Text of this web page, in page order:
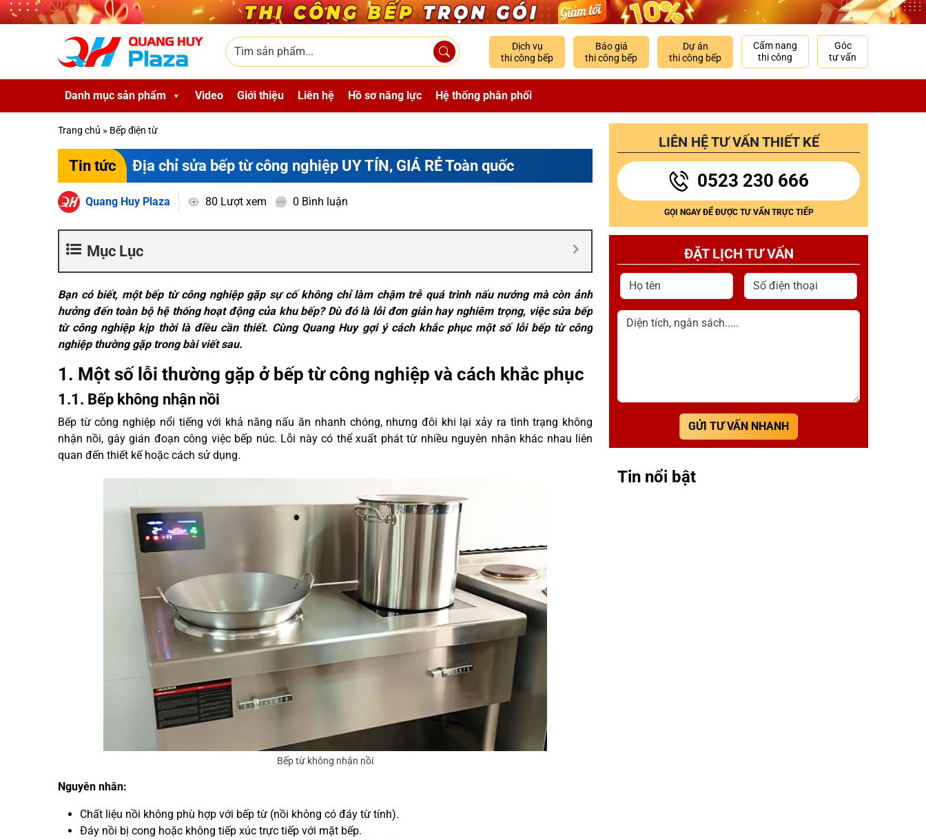
Skip to main content
Tìm sản phẩm
Dịch vụ
thi công bếp
Báo giá
thi công bếp
Dự án
thi công bếp
Cẩm nang
thi công
Góc
tư vấn
Danh mục sản phẩm Video Giới thiệu Liên hệ Hồ sơ năng lực Hệ thống phân phối
Trang chủ » Bếp điện từ
Tin tức Địa chỉ sửa bếp từ công nghiệp UY TÍN, GIÁ RẺ Toàn quốc
Quang Huy Plaza 80 Lượt xem 0 Bình luận
Mục Lục
Bạn có biết, một bếp từ công nghiệp gặp sự cố không chỉ làm chậm trễ quá trình nấu nướng mà còn ảnh
hưởng đến toàn bộ hệ thống hoạt động của khu bếp? Dù đó là lỗi đơn giản hay nghiêm trọng, việc sửa bếp
từ công nghiệp kịp thời là điều cần thiết. Cùng Quang Huy gợi ý cách khắc phục một số lỗi bếp từ công
nghiệp thường gặp trong bài viết sau.
1. Một số lỗi thường gặp ở bếp từ công nghiệp và cách khắc phục
1.1. Bếp không nhận nồi
Bếp từ công nghiệp nổi tiếng với khả năng nấu ăn nhanh chóng, nhưng đôi khi lại xảy ra tình trạng không
nhận nồi, gây gián đoạn công việc bếp núc. Lỗi này có thể xuất phát từ nhiều nguyên nhân khác nhau liên
quan đến thiết kế hoặc cách sử dụng.
Bếp từ không nhận nồi
Nguyên nhân:
Chất liệu nồi không phù hợp với bếp từ (nồi không có đáy từ tính).
Đáy nồi bị cong hoặc không tiếp xúc trực tiếp với mặt bếp.
LIÊN HỆ TƯ VẤN THIẾT KẾ
0523 230 666
GỌI NGAY ĐỂ ĐƯỢC TƯ VẤN TRỰC TIẾP
ĐẶT LỊCH TƯ VẤN
Họ tên Số điện thoại
Diện tích, ngân sách.....
GỬI TƯ VẤN NHANH
Tin nổi bật